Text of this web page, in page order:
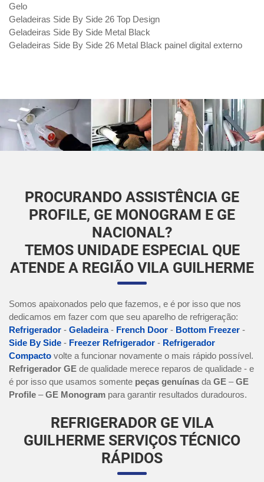
Gelo
Geladeiras Side By Side 26 Top Design
Geladeiras Side By Side Metal Black
Geladeiras Side By Side 26 Metal Black painel digital externo
PROCURANDO ASSISTÊNCIA GE
PROFILE, GE MONOGRAM E GE
NACIONAL?
TEMOS UNIDADE ESPECIAL QUE
ATENDE A REGIÃO VILA GUILHERME
Somos apaixonados pelo que fazemos, e é por isso que nos
dedicamos em fazer com que seu aparelho de refrigeração:
Refrigerador - Geladeira- French Door - Bottom Freezer -
Side By Side - Freezer Refrigerador - Refrigerador
Compacto volte a funcionar novamente o mais rápido possível.
Refrigerador GE de qualidade merece reparos de qualidade - e
é por isso que usamos somente peças genuínas da GE –GE
Profile –GE Monogram para garantir resultados duradouros.
REFRIGERADOR GE VILA
GUILHERME SERVIÇOS TÉCNICO
RÁPIDOS